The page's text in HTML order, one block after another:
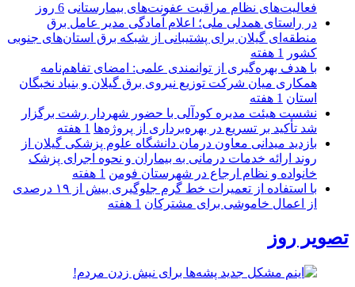
فعالیت‌های نظام مراقبت عفونت‌های بیمارستانی 6 روز
در راستای همدلی ملی؛ اعلام آمادگی مدیر عامل برق
منطقه‌ای گیلان برای پشتیبانی از شبكه برق استان‌های جنوبی
كشور
1 هفته
با هدف بهره‌گیری از توانمندی علمی: امضای تفاهم‌نامه
همكاری میان شركت توزیع نیروی برق گیلان و بنیاد نخبگان
استان 1 هفته
نشست هیئت مدیره کودآلی با حضور شهردار رشت برگزار
شد تأکید بر تسریع در بهره‌برداری از پروژه‌ها 1 هفته
بازدید میدانی معاون درمان دانشگاه علوم پزشکی گیلان از
روند ارائه خدمات درمانی به بیماران و نحوه اجرای پزشک
خانواده و نظام ارجاع در شهرستان فومن 1 هفته
با استفاده از تعمیرات خط گرم جلوگیری بیش از ۱۹ درصدی
از اعمال خاموشی برای مشتركان 1 هفته
تصویر روز